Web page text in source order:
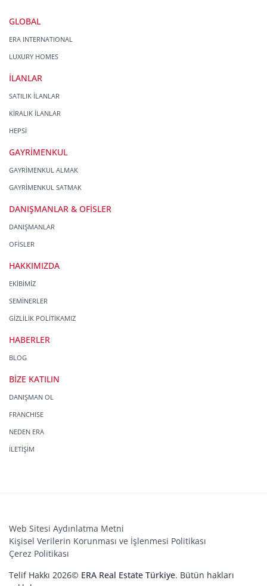
GLOBAL
ERA INTERNATIONAL
LUXURY HOMES
İLANLAR
SATILIK İLANLAR
KİRALIK İLANLAR
HEPSİ
GAYRİMENKUL
GAYRİMENKUL ALMAK
GAYRİMENKUL SATMAK
DANIŞMANLAR & OFİSLER
DANIŞMANLAR
OFİSLER
HAKKIMIZDA
EKİBİMİZ
SEMİNERLER
GİZLİLİK POLİTİKAMIZ
HABERLER
BLOG
BİZE KATILIN
DANIŞMAN OL
FRANCHISE
NEDEN ERA
İLETİŞİM
Web Sitesi Aydınlatma Metni
Kişisel Verilerin Korunması ve İşlenmesi Politikası
Çerez Politikası
Telif Hakkı 2026© ERA Real Estate Türkiye. Bütün hakları